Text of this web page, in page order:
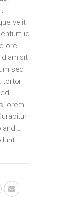
velit
id
orci
diam sit
sed
tortor
lorem